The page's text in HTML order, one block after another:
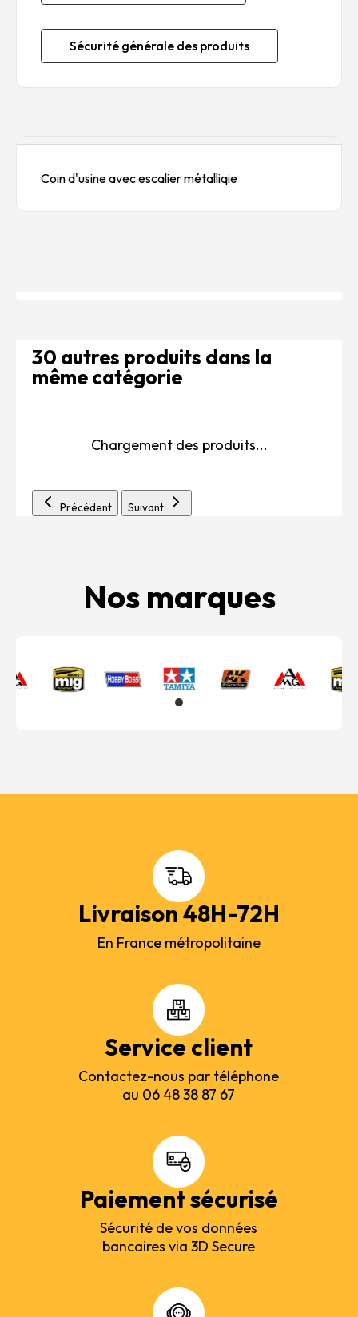
Sécurité générale des produits
Coin d'usine avec escalier métalliqie
30 autres produits dans la
même catégorie
Chargement des produits...
Précédent Suivant
Nos marques
Livraison 48H-72H
En France métropolitaine
Service client
Contactez-nous par téléphone
au 06 48 38 87 67
Paiement sécurisé
Sécurité de vos données
bancaires via 3D Secure